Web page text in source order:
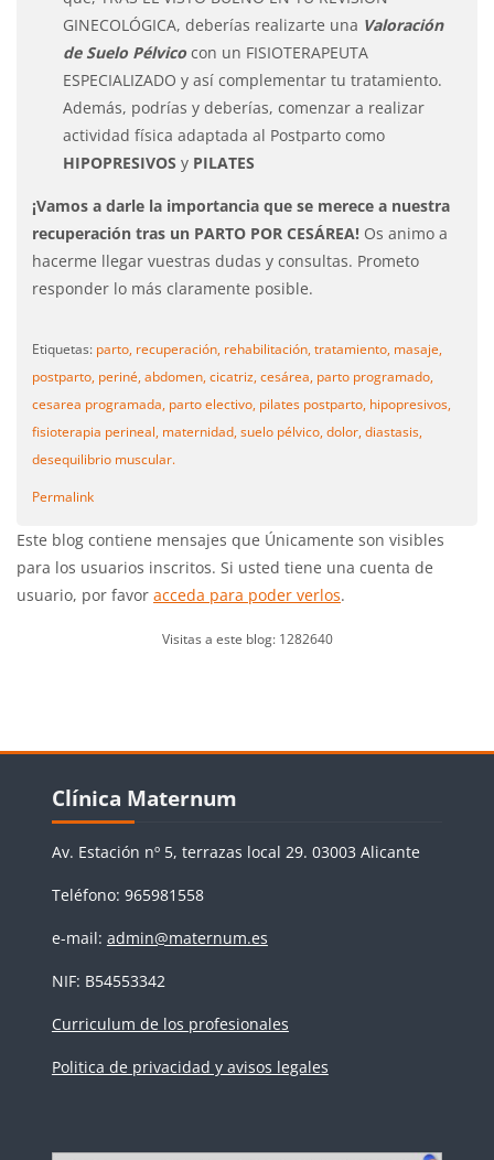
GINECOLÓGICA, deberías realizarte una Valoración
de Suelo Pélvico con un FISIOTERAPEUTA
ESPECIALIZADO y así complementar tu tratamiento.
Además, podrías y deberías, comenzar a realizar
actividad física adaptada al Postparto como
HIPOPRESIVOS y PILATES
¡Vamos a darle la importancia que se merece a nuestra
recuperación tras un PARTO POR CESÁREA! Os animo a
hacerme llegar vuestras dudas y consultas. Prometo
responder lo más claramente posible.
Etiquetas: parto, recuperación, rehabilitación,tratamiento, masaje,
postparto, periné,abdomen,cicatriz,cesárea, parto programado,
cesarea programada, parto electivo, pilates postparto, hipopresivos,
fisioterapia perineal, maternidad,suelo pélvico,dolor,diastasis,
desequilibrio muscular.
Permalink
Este blog contiene mensajes que Únicamente son visibles
para los usuarios inscritos. Si usted tiene una cuenta de
usuario, por favor acceda para poder verlos.
Visitas a este blog: 1282640
Bloques
Clínica Maternum
Av. Estación nº 5, terrazas local 29. 03003 Alicante
Teléfono: 965981558
e-mail: admin@maternum.es
NIF: B54553342
Curriculum de los profesionales
Politica de privacidad y avisos legales